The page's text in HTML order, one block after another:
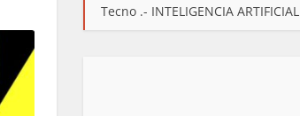
Tecno .- INTELIGENCIA ARTIFICIAL